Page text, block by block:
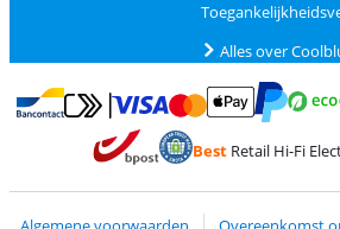
Alles over
Betalen met Bancontact
Betalen met MasterCard en Visa via
BestRetail Hi-Fi